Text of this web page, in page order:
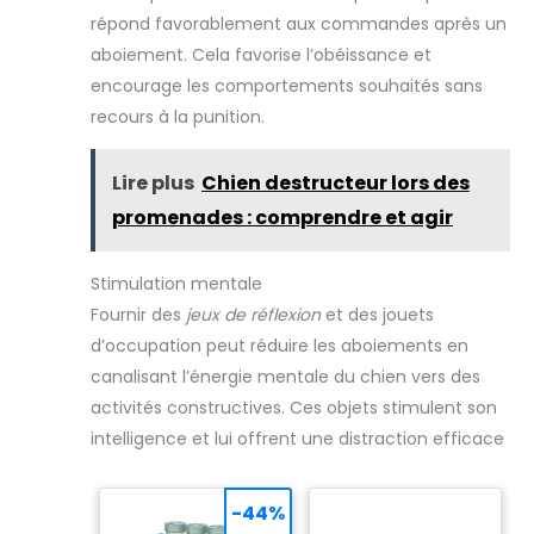
l'amélioration des
relations】La meilleure
façon de renforcer la
relation entre le chiot et
l'homme est de créer un
lien. Apprenez-leur, jouez
prévenir les déchirures
de meubles et les
problèmes bucco-
dentaires en utilisant ces
votre chien à se détendre
et à jouer tout en
développant de bonnes
habitudes 【CONSEILS
CHAUFFANTS】Nos
jouets à mâcher pour
chiots sont
rigoureusement testés
sécurité. Veuillez noter
mâcheurs agressifs.
Nous recommandons de
superviser le jeu et de
champs... Retrouvez la
balle facilement grâce à
ses couleurs et occupez
votre compagnon durant
vos balades extérieures !
répond favorablement aux commandes après un
aboiement. Cela favorise l’obéissance et
encourage les comportements souhaités sans
recours à la punition.
Lire plus Chien destructeur lors des
promenades : comprendre et agir
Stimulation mentale
Fournir des jeux de réflexionet des jouets
d’occupation peut réduire les aboiements en
canalisant l’énergie mentale du chien vers des
activités constructives. Ces objets stimulent son
intelligence et lui offrent une distraction efficace
-44%